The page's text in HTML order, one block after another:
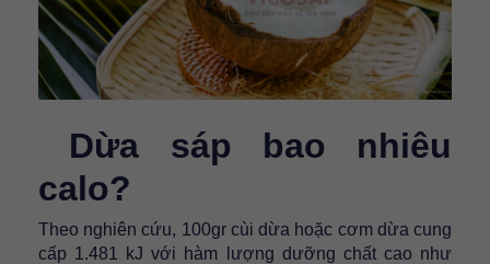
Dừa sáp bao nhiêu
calo?
Theo nghiên cứu, 100gr cùi dừa hoặc cơm dừa cung
cấp 1.481 kJ với hàm lượng dưỡng chất cao như